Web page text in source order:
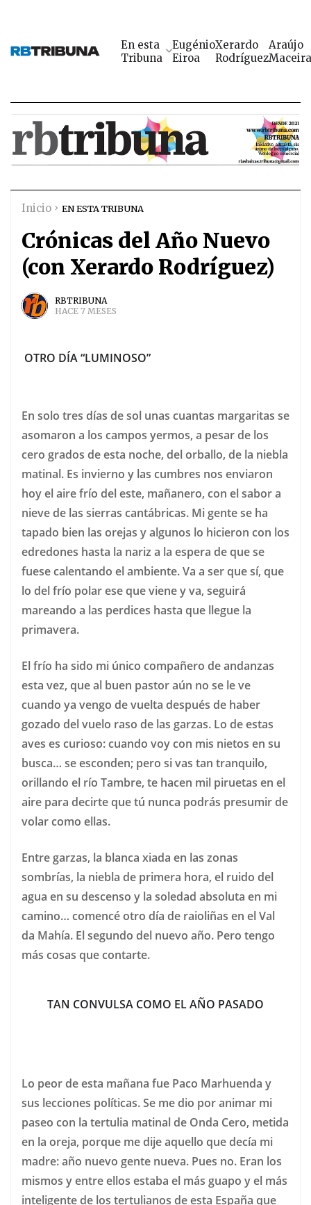
En esta
Tribuna
Eugénio
Eiroa
Xerardo
Rodríguez
Araújo
Maceira
Inicio EN ESTA TRIBUNA
Crónicas del Año Nuevo
(con Xerardo Rodríguez)
RBTRIBUNA
HACE 7 MESES
OTRO DÍA “LUMINOSO”
En solo tres días de sol unas cuantas margaritas se
asomaron a los campos yermos, a pesar de los
cero grados de esta noche, del orballo, de la niebla
matinal. Es invierno y las cumbres nos enviaron
hoy el aire frío del este, mañanero, con el sabor a
nieve de las sierras cantábricas. Mi gente se ha
tapado bien las orejas y algunos lo hicieron con los
edredones hasta la nariz a la espera de que se
fuese calentando el ambiente. Va a ser que sí, que
lo del frío polar ese que viene y va, seguirá
mareando a las perdices hasta que llegue la
primavera.
El frío ha sido mi único compañero de andanzas
esta vez, que al buen pastor aún no se le ve
cuando ya vengo de vuelta después de haber
gozado del vuelo raso de las garzas. Lo de estas
aves es curioso: cuando voy con mis nietos en su
busca… se esconden; pero si vas tan tranquilo,
orillando el río Tambre, te hacen mil piruetas en el
aire para decirte que tú nunca podrás presumir de
volar como ellas.
Entre garzas, la blanca xiada en las zonas
sombrías, la niebla de primera hora, el ruido del
agua en su descenso y la soledad absoluta en mi
camino… comencé otro día de raioliñas en el Val
da Mahía. El segundo del nuevo año. Pero tengo
más cosas que contarte.
TAN CONVULSA COMO EL AÑO PASADO
Lo peor de esta mañana fue Paco Marhuenda y
sus lecciones políticas. Se me dio por animar mi
paseo con la tertulia matinal de Onda Cero, metida
en la oreja, porque me dije aquello que decía mi
madre: año nuevo gente nueva. Pues no. Eran los
mismos y entre ellos estaba el más guapo y el más
inteligente de los tertulianos de esta España que